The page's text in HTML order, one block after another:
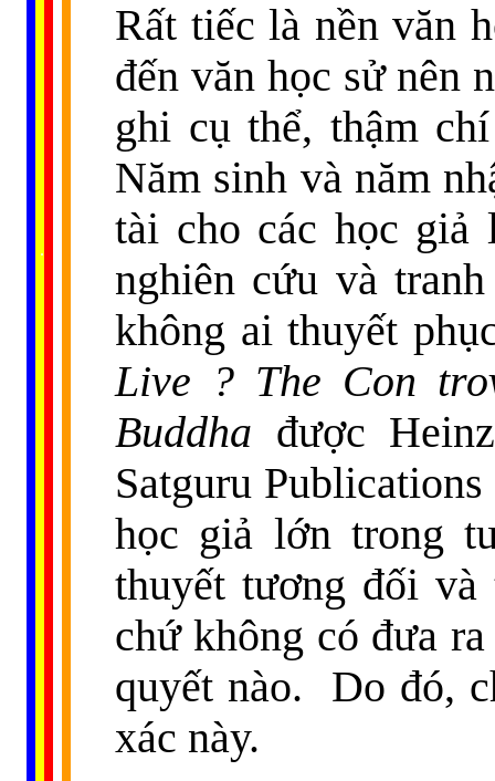
.
Rất tiếc là nền văn
đến văn học sử nên
ghi cụ thể, thậm
Năm sinh và năm
tài cho các học
nghiên cứu và
không ai thuyết
Live ? The Con
Buddha được
Satguru
học giả lớn trong
thuyết tương đối
chứ không có đưa
quyết nào.
Do đó,
xác này.